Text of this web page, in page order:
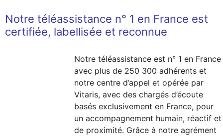
Notre téléassistance n° 1 en France est
certifiée, labellisée et reconnue
Notre téléassistance est n° 1 en France
avec plus de 250 300 adhérents et
notre centre d’appel et opérée par
Vitaris, avec des chargés d’écoute
basés exclusivement en France, pour
un accompagnement humain, réactif et
de proximité. Grâce à notre agrément